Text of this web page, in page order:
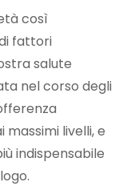
così
fattori
salute
nel corso degli
massimi livelli, e
indispensabile